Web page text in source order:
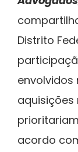
Distrito
envolvidos
aquisições
acordo